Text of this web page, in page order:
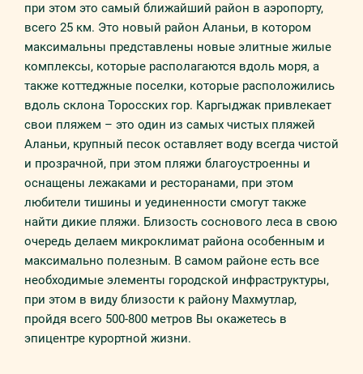
при этом это самый ближайший район в аэропорту,
всего 25 км. Это новый район Аланьи, в котором
максимальны представлены новые элитные жилые
комплексы, которые располагаются вдоль моря, а
также коттеджные поселки, которые расположились
вдоль склона Торосских гор. Каргыджак привлекает
свои пляжем – это один из самых чистых пляжей
Аланьи, крупный песок оставляет воду всегда чистой
и прозрачной, при этом пляжи благоустроенны и
оснащены лежаками и ресторанами, при этом
любители тишины и уединенности смогут также
найти дикие пляжи. Близость соснового леса в свою
очередь делаем микроклимат района особенным и
максимально полезным. В самом районе есть все
необходимые элементы городской инфраструктуры,
при этом в виду близости к району Махмутлар,
пройдя всего 500-800 метров Вы окажетесь в
эпицентре курортной жизни.